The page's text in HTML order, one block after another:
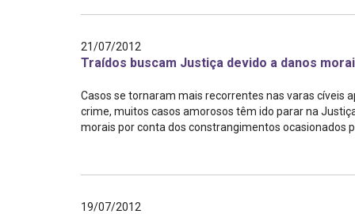
21/07/2012
Traídos buscam Justiça devido a danos
Casos se tornaram mais recorrentes nas varas cíveis
crime, muitos casos amorosos têm ido parar na
morais por conta dos constrangimentos ocasionados
19/07/2012